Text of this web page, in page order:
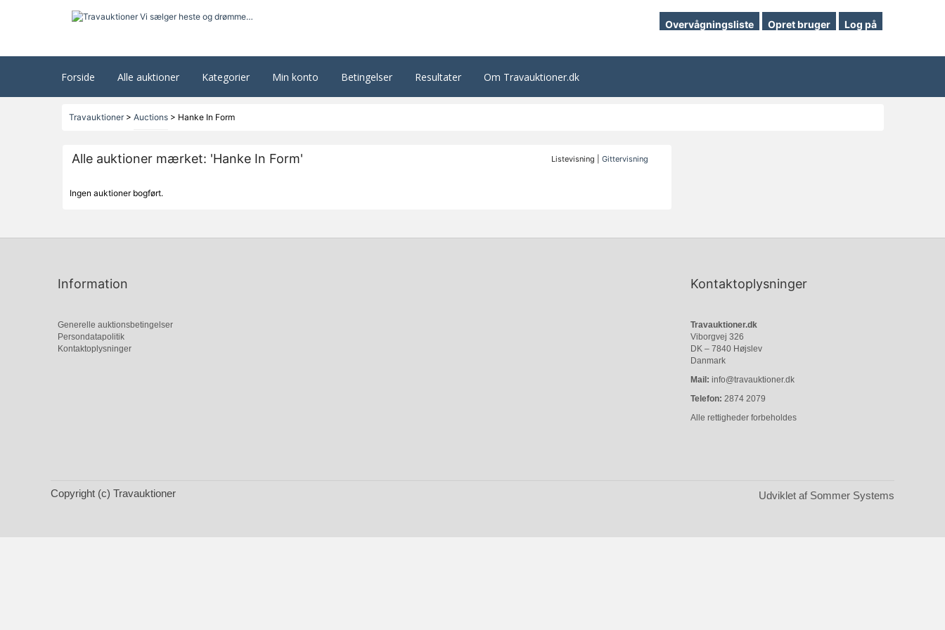
Overvågningsliste Opret bruger Log på
Forside Alle auktioner Kategorier Min konto Betingelser Resultater Om Travauktioner.dk
Travauktioner> Auctions> Hanke In Form
Alle auktioner mærket: 'Hanke In Form' Listevisning |Gittervisning
Ingen auktioner bogført.
Information
Generelle auktionsbetingelser
Persondatapolitik
Kontaktoplysninger
Kontaktoplysninger
Travauktioner.dk
Viborgvej 326
DK – 7840 Højslev
Danmark
Mail: info@travauktioner.dk
Telefon: 2874 2079
Alle rettigheder forbeholdes
Copyright (c) Travauktioner Udviklet af Sommer Systems